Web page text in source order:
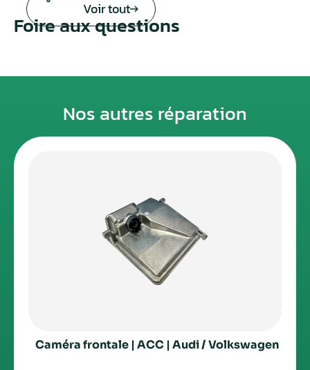
Voir tout
Foire aux questions
Nos autres réparation
Caméra frontale | ACC | Audi / Volkswagen